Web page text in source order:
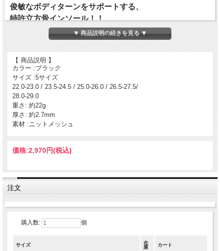
俊敏なボディターンをサポートする、
特許立方骨インソール！！
幅の狭く、隙間のないサッカーシューズに
フィットします。
カルパワースマートストライカーレッドより
クッション性を追加。
▼ 商品説明の続きを見る ▼
【 商品説明 】
カラー :ブラック
サイズ :5サイズ
22.0-23.0 / 23.5-24.5 / 25.0-26.0 / 26.5-27.5/
28.0-29.0
重さ: 約22g
厚さ: 約2.7mm
素材 :ニットメッシュ
価格:2,970円(税込)
注文
購入数: 個
サイズ
在
庫
カート